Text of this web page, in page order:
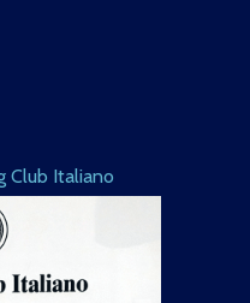
Club Italiano